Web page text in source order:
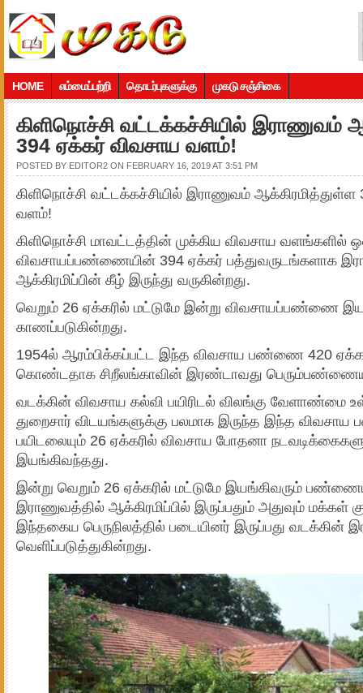
HOME எம்மைப்பற்றி தொடர்புகளுக்கு முகடு சஞ்சிகை
கிளிநொச்சி வட்டக்கச்சியில் இராணுவம்
394 ஏக்கர் விவசாய வளம்!
POSTED BY EDITOR2 ON FEBRUARY 16, 2019 AT 3:51 PM
கிளிநொச்சி வட்டக்கச்சியில் இராணுவம் ஆக்கிரமித்துள்ள
வளம்!
கிளிநொச்சி மாவட்டத்தின் முக்கிய விவசாய வளங்களில்
விவசாயப்பண்ணையின் 394 ஏக்கர் பத்துவருடங்களாக
ஆக்கிரமிப்பின் கீழ் இருந்து வருகின்றது.
வெறும் 26 ஏக்கரில் மட்டுமே இன்று விவசாயப்பண்ணை
காணப்படுகின்றது.
1954ல் ஆரம்பிக்கப்பட்ட இந்த விவசாய பண்ணை 420
கொண்டதாக சிறீலங்காவின் இரண்டாவது
வடக்கின் விவசாய கல்வி பயிரிடல் விலங்கு வேளாண்மை
துறைசார் விடயங்களுக்கு பலமாக இருந்த இந்த
பயிடலையும் 26 ஏக்கரில் விவசாய போதனா
இயங்கிவந்தது.
இன்று வெறும் 26 ஏக்கரில் மட்டுமே இயங்கிவரும்
இராணுவத்தில் ஆக்கிரமிப்பில் இருப்பதும் அதுவும் மக்கள்
இந்தகைய பெருநிலத்தில் படையினர் இருப்பது வடக்கின்
வெளிப்படுத்துகின்றது.